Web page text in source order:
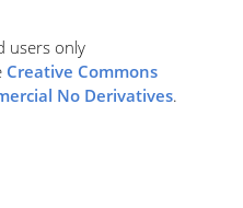
users only
Creative Commons
No Derivatives.